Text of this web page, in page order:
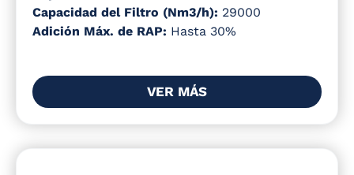
Capacidad del Filtro (Nm3/h): 29000
Adición Máx. de RAP: Hasta 30%
VER MÁS